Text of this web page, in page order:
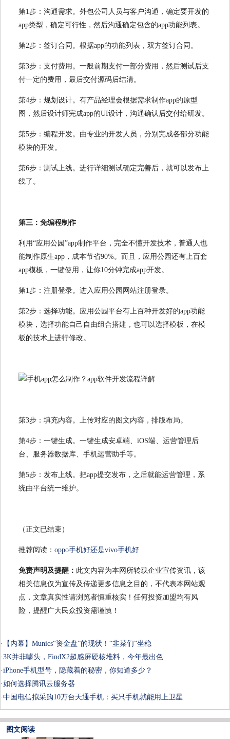
第1步：沟通需求。外包公司人员与客户沟通，确定要开发的
app类型，确定可行性，然后沟通确定包含的app功能列表。
第2步：签订合同。根据app的功能列表，双方签订合同。
第3步：支付费用。一般前期支付一部分费用，然后测试后支
付一定的费用，最后交付源码后结清。
第4步：规划设计。有产品经理会根据需求制作app的原型
图，然后设计师完成app的UI设计，沟通确认后交付给研发。
第5步：编程开发。由专业的开发人员，分别完成各部分功能
模块的开发。
第6步：测试上线。进行详细测试确定完善后，就可以发布上
线了。
第三：免编程制作
利用“应用公园”app制作平台，完全不懂开发技术，普通人也
能制作原生app，成本节省90%。而且，应用公园还有上百套
app模板，一键使用，让你10分钟完成app开发。
第1步：注册登录。进入应用公园网站注册登录。
第2步：选择功能。应用公园平台有上百种开发好的app功能
模块，选择功能自己自由组合搭建，也可以选择模板，在模
板的技术上进行修改。
第3步：填充内容。上传对应的图文内容，排版布局。
第4步：一键生成。一键生成安卓端、iOS端、运营管理后
台、服务器数据库、手机运营助手等。
第5步：发布上线。把app提交发布，之后就能运营管理，系
统由平台统一维护。
（正文已结束）
推荐阅读： oppo手机好还是vivo手机好
免责声明及提醒： 此文内容为本网所转载企业宣传资讯，该
相关信息仅为宣传及传递更多信息之目的，不代表本网站观
点，文章真实性请浏览者慎重核实！任何投资加盟均有风
险，提醒广大民众投资需谨慎！
·
【内幕】Munics“资金盘”的现状！“韭菜们”坐稳
·3K并非噱头，FindX2超感屏硬核堆料，今年最出色
·iPhone手机型号，隐藏着的秘密，你知道多少？
·如何选择腾讯云服务器
·中国电信拟采购10万台天通手机：买只手机就能用上卫星
图文阅读